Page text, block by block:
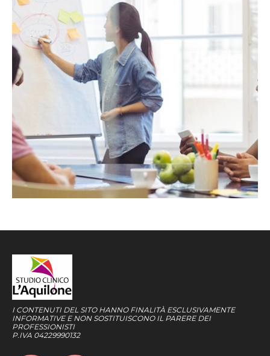
I CONTENUTI DEL SITO HANNO FINALITÀ ESCLUSIVAMENTE
INFORMATIVE E NON SOSTITUISCONO IL PARERE DEI
PROFESSIONISTI
P.IVA 04229990132